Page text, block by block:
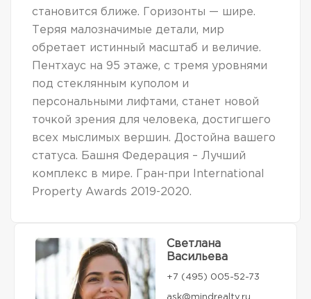
становится ближе. Горизонты — шире.
Теряя малозначимые детали, мир
обретает истинный масштаб и величие.
Пентхаус на 95 этаже, с тремя уровнями
под стеклянным куполом и
персональными лифтами, станет новой
точкой зрения для человека, достигшего
всех мыслимых вершин. Достойна вашего
статуса. Башня Федерация – Лучший
комплекс в мире. Гран-при International
Property Awards 2019-2020.
Светлана
Васильева
+7 (495) 005-52-73
ask@mindrealty.ru